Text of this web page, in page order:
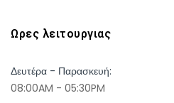
Ωρες λειτουργιας
Δευτέρα - Παρασκευή:
08:00AM - 05:30PM